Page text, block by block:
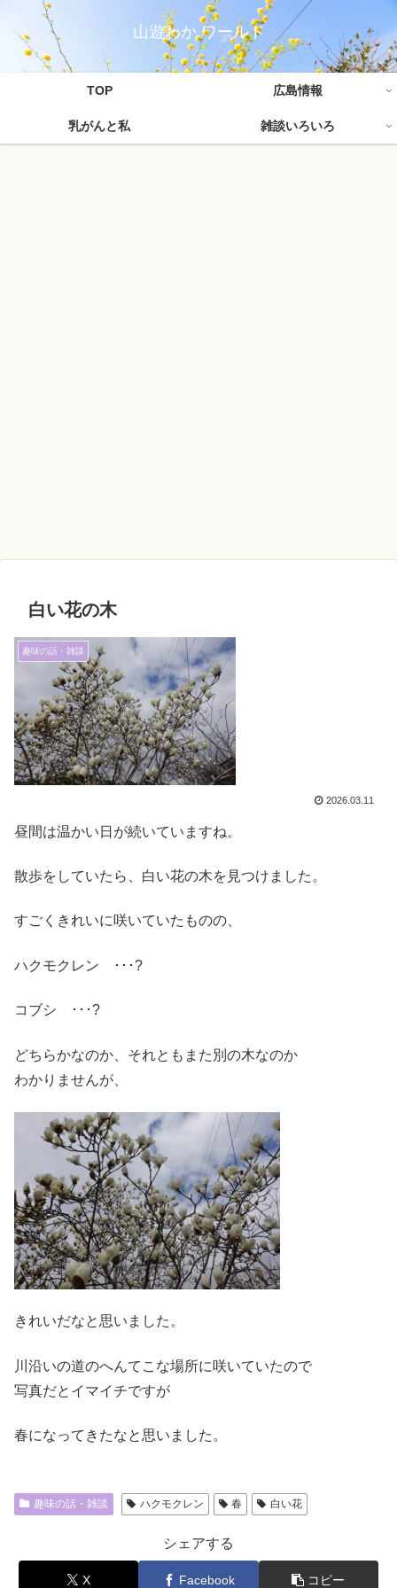
山遊わか ワールド
TOP 広島情報
乳がんと私 雑談いろいろ
白い花の木
趣味の話・雑談
2026.03.11
昼間は温かい日が続いていますね。
散歩をしていたら、白い花の木を見つけました。
すごくきれいに咲いていたものの、
ハクモクレン ･･･?
コブシ ･･･?
どちらかなのか、それともまた別の木なのか
わかりませんが、
きれいだなと思いました。
川沿いの道のへんてこな場所に咲いていたので
写真だとイマイチですが
春になってきたなと思いました。
趣味の話・雑談 ハクモクレン 春 白い花
シェアする
X Facebook コピー